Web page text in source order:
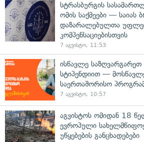
სტრასბურგის
ომის საქმეები — საიას
დაზარალებულთა
კომპენსაციებისთვის
7 აგვისტო, 11:53
ისწავლე
სტიპენდიით —
საერთაშორისო
7 აგვისტო, 10:57
აგვისტოს ომიდან 18
ევროპული
უწყებების განცხადებები